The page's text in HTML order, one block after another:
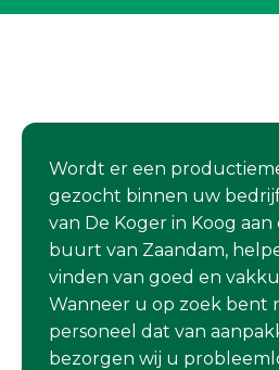
Wordt er een
gezocht binnen uw
van De Koger in Koog aan
buurt van Zaandam,
vinden van goed en
Wanneer u op zoek bent
personeel dat van
bezorgen wij u